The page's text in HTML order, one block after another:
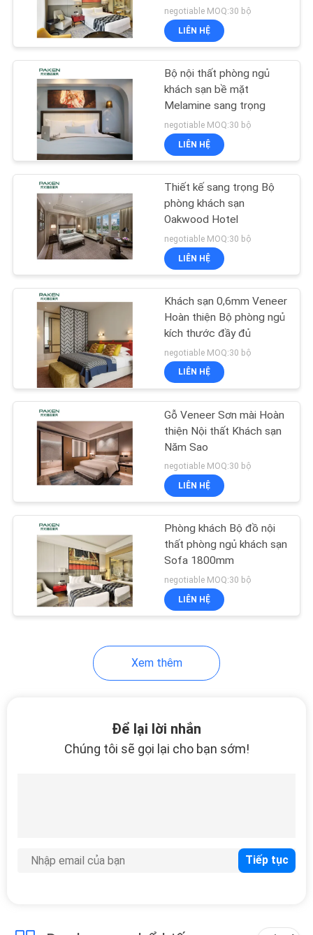
CẦU
BÁO
ĐỒ
TRANG
WEB
PRIVACY
POLICY
Nội thất phòng
khách khách sạn
27
Nội thất cố định
khách sạn
16
Nội thất nhà hàng
khách sạn
Nội thất khách sạn
cổ
Nội thất căn hộ hiện
negotiable MOQ:30 bộ
LIÊN HỆ
Bộ nội thất phòng ngủ
khách sạn bề mặt
Melamine sang trọng
negotiable MOQ:30 bộ
LIÊN HỆ
Thiết kế sang trọng Bộ
phòng khách sạn
Oakwood Hotel
negotiable MOQ:30 bộ
LIÊN HỆ
Khách sạn 0,6mm Veneer
Hoàn thiện Bộ phòng ngủ
kích thước đầy đủ
negotiable MOQ:30 bộ
LIÊN HỆ
Gỗ Veneer Sơn mài Hoàn
thiện Nội thất Khách sạn
Năm Sao
negotiable MOQ:30 bộ
LIÊN HỆ
Phòng khách Bộ đồ nội
thất phòng ngủ khách sạn
Sofa 1800mm
negotiable MOQ:30 bộ
LIÊN HỆ
Xem thêm
Để lại lời nhắn
Chúng tôi sẽ gọi lại cho bạn sớm!